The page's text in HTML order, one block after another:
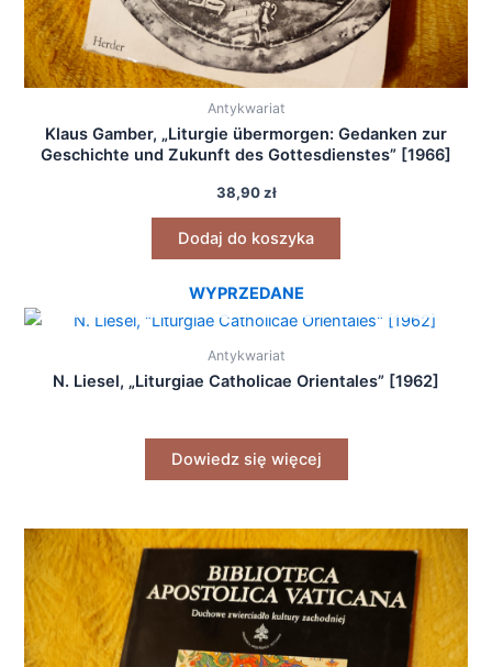
Antykwariat
Klaus Gamber, „Liturgie übermorgen: Gedanken zur
Geschichte und Zukunft des Gottesdienstes” [1966]
38,90zł
Dodaj do koszyka
WYPRZEDANE
Antykwariat
N. Liesel, „Liturgiae Catholicae Orientales” [1962]
Dowiedz się więcej